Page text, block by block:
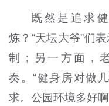
既然是追求
炼？“天坛大爷”们
制；另一方面，
奏。“健身房对做
求。公园环境多好